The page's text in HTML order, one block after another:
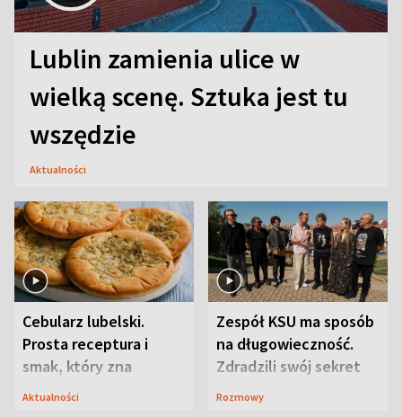
Lublin zamienia ulice w
wielką scenę. Sztuka jest tu
wszędzie
Aktualności
Cebularz lubelski.
Prosta receptura i
smak, który zna
Lubelszczyzna
Aktualności
Zespół KSU ma sposób
na długowieczność.
Zdradzili swój sekret
Rozmowy